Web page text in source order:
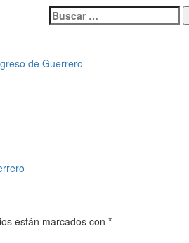
Buscar:
de Guerrero
están marcados con *